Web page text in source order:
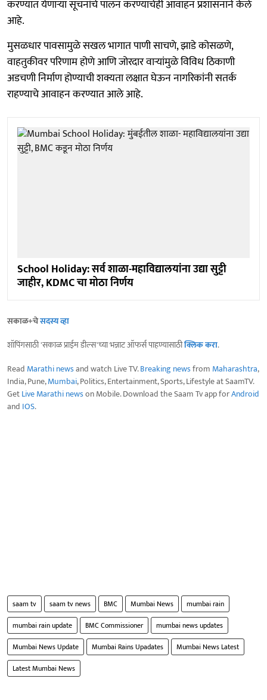
करण्यात येणाऱ्या सूचनांचे पालन करण्याचेही आवाहन प्रशासनाने केले
आहे.
मुसळधार पावसामुळे सखल भागात पाणी साचणे, झाडे कोसळणे,
वाहतुकीवर परिणाम होणे आणि जोरदार वाऱ्यांमुळे विविध ठिकाणी
अडचणी निर्माण होण्याची शक्यता लक्षात घेऊन नागरिकांनी सतर्क
राहण्याचे आवाहन करण्यात आले आहे.
School Holiday: सर्व शाळा-महाविद्यालयांना उद्या सुट्टी
जाहीर, KDMC चा मोठा निर्णय
सकाळ+चेसदस्य व्हा
शॉपिंगसाठी 'सकाळ प्राईम डील्स'च्या भन्नाट ऑफर्स पाहण्यासाठीक्लिक करा.
Read Marathi newsand watch Live TV.Breaking newsfrom Maharashtra,
India, Pune,Mumbai, Politics, Entertainment, Sports, Lifestyle at SaamTV.
GetLive Marathi newson Mobile. Download the Saam Tv app forAndroid
and IOS.
saam tv saam tv news BMC Mumbai News
mumbai rain
mumbai rain update
BMC Commissioner
mumbai news updates
Mumbai News Update
Mumbai Rains Upadates
Mumbai News Latest
Latest Mumbai News